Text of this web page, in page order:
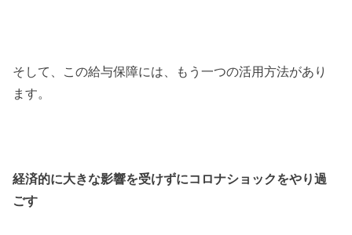
そして、この給与保障には、もう一つの活用方法があり
ます。
経済的に大きな影響を受けずにコロナショックをやり過
ごす